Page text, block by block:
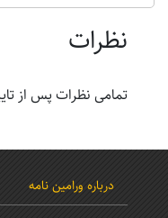
نظرات
تمامی نظرات پس از
درباره ورامین نامه